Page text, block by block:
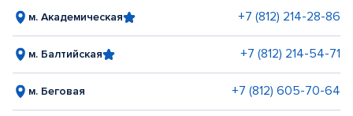
м. Академическая +7 (812) 214-28-86
м. Балтийская +7 (812) 214-54-71
м. Беговая +7 (812) 605-70-64